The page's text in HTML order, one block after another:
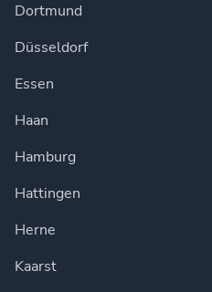
Dortmund
Düsseldorf
Essen
Haan
Hamburg
Hattingen
Herne
Kaarst